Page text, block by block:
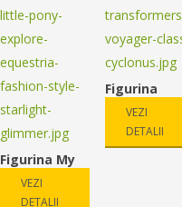
Figurina My
Little Pony
Explore
VEZI
DETALII
Figurina
Transformer
s Voyager
Class –
Cyclonus
VEZI
DETALII